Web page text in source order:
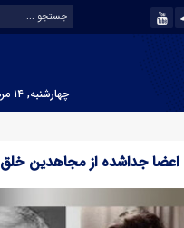
چهارشنبه, ۱۴ مرداد , ۱۴۰۵
اعضا جداشده از مجاهدین خلق